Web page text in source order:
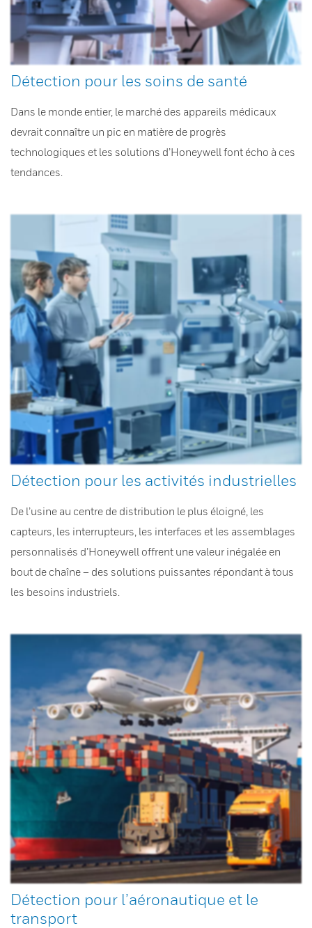
Détection pour les soins de santé
Dans le monde entier, le marché des appareils médicaux
devrait connaître un pic en matière de progrès
technologiques et les solutions d’Honeywell font écho à ces
tendances.
Détection pour les activités industrielles
De l’usine au centre de distribution le plus éloigné, les
capteurs, les interrupteurs, les interfaces et les assemblages
personnalisés d’Honeywell offrent une valeur inégalée en
bout de chaîne – des solutions puissantes répondant à tous
les besoins industriels.
Détection pour l’aéronautique et le
transport